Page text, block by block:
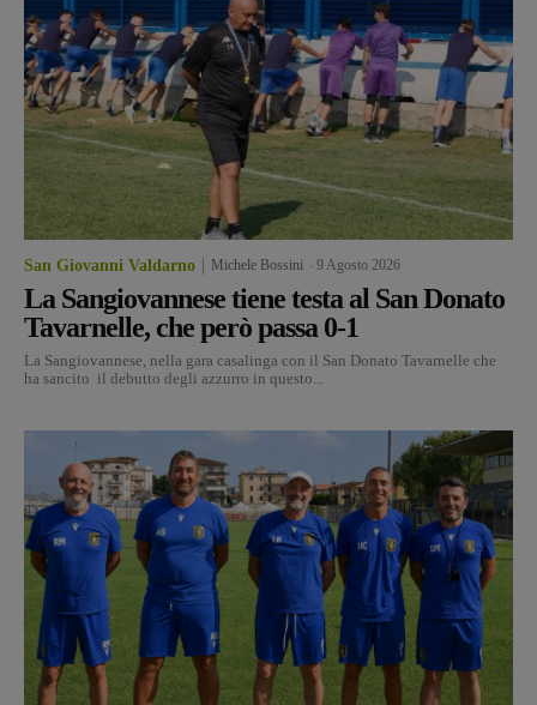
San Giovanni Valdarno Michele Bossini 9 Agosto 2026
La Sangiovannese tiene testa al San Donato
Tavarnelle, che però passa 0-1
La Sangiovannese, nella gara casalinga con il San Donato Tavarnelle che
ha sancito il debutto degli azzurro in questo...